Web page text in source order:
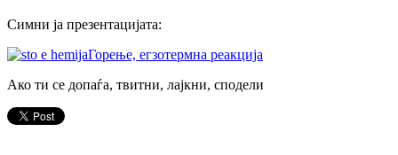
Симни ја презентацијата:
Горење, егзотермна реакција
Ако ти се допаѓа, твитни, лајкни, сподели